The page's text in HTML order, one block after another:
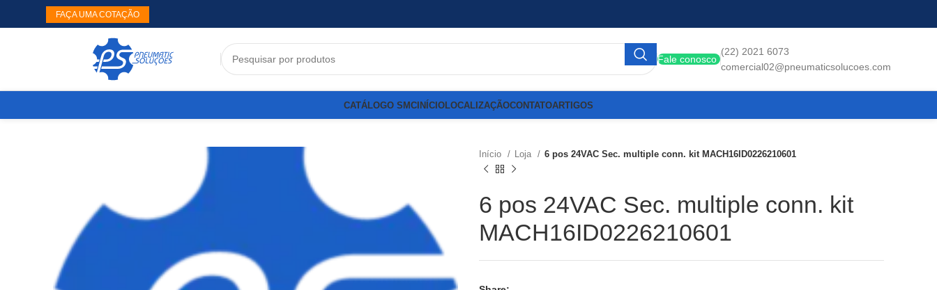
FAÇA UMA COTAÇÃO
Fale conosco
(22) 2021 6073
comercial02@pneumaticsolucoes.com
CATÁLOGO SMCINÍCIOLOCALIZAÇÃOCONTATOARTIGOS
Início Loja 6 pos 24VAC Sec. multiple conn. kit MACH16ID0226210601
6 pos 24VAC Sec. multiple conn. kit
MACH16ID0226210601